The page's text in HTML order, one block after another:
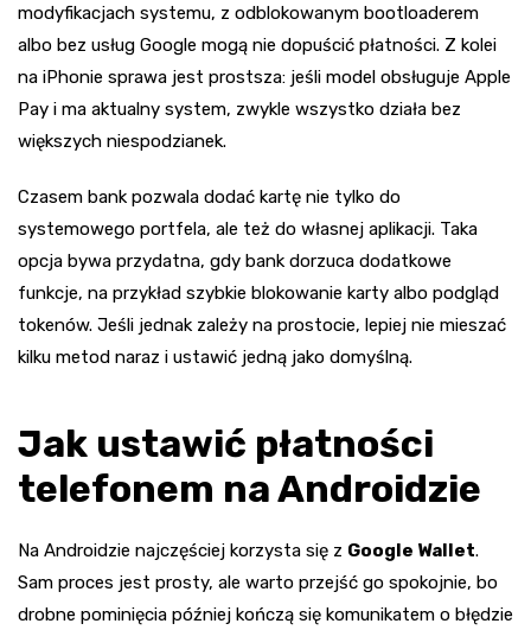
modyfikacjach systemu, z odblokowanym bootloaderem
albo bez usług Google mogą nie dopuścić płatności. Z kolei
na iPhonie sprawa jest prostsza: jeśli model obsługuje Apple
Pay i ma aktualny system, zwykle wszystko działa bez
większych niespodzianek.
Czasem bank pozwala dodać kartę nie tylko do
systemowego portfela, ale też do własnej aplikacji. Taka
opcja bywa przydatna, gdy bank dorzuca dodatkowe
funkcje, na przykład szybkie blokowanie karty albo podgląd
tokenów. Jeśli jednak zależy na prostocie, lepiej nie mieszać
kilku metod naraz i ustawić jedną jako domyślną.
Jak ustawić płatności
telefonem na Androidzie
Na Androidzie najczęściej korzysta się z Google Wallet.
Sam proces jest prosty, ale warto przejść go spokojnie, bo
drobne pominięcia później kończą się komunikatem o błędzie